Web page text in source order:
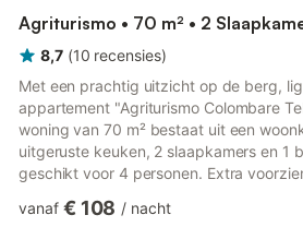
Agriturismo • 70 m² • 2
8,7 (10 recensies)
Met een prachtig uitzicht op de berg,
appartement "Agriturismo Colombare
woning van 70 m² bestaat uit een
uitgeruste keuken, 2 slaapkamers en 1
geschikt voor 4 personen. Extra
tafeltennistafel tot je beschikking. Een
vanaf € 108 / nacht